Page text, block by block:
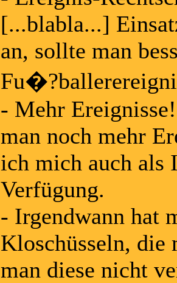
[...blabla...]
an, sollte man
- Mehr
man noch mehr
ich mich auch als
Verfügung.
- Irgendwann hat
Kloschüsseln, die
man diese nicht